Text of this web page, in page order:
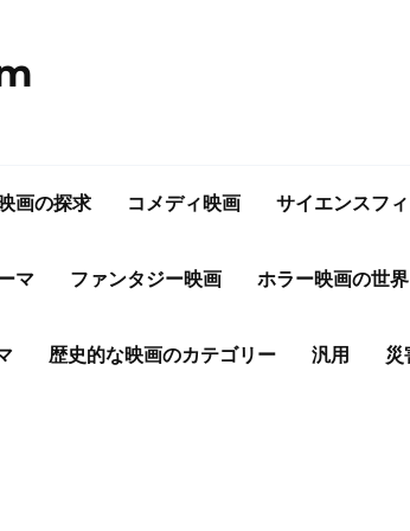
画の探求 コメディ映画 サイエンスフ
マ ファンタジー映画 ホラー映画の世界
歴史的な映画のカテゴリー 汎用 災